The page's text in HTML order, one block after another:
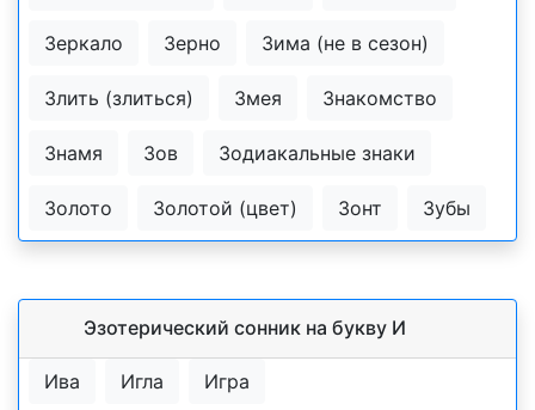
Зеркало Зерно Зима (не в сезон)
Злить (злиться) Змея Знакомство
Знамя Зов Зодиакальные знаки
Золото Золотой (цвет) Зонт Зубы
Эзотерический cонник на букву И
Ива Игла Игра